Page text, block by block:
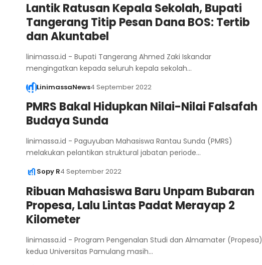
Lantik Ratusan Kepala Sekolah, Bupati
Tangerang Titip Pesan Dana BOS: Tertib
dan Akuntabel
linimassa.id - Bupati Tangerang Ahmed Zaki Iskandar
mengingatkan kepada seluruh kepala sekolah…
LinimassaNews4 September 2022
PMRS Bakal Hidupkan Nilai-Nilai Falsafah
Budaya Sunda
linimassa.id - Paguyuban Mahasiswa Rantau Sunda (PMRS)
melakukan pelantikan struktural jabatan periode…
Sopy R4 September 2022
Ribuan Mahasiswa Baru Unpam Bubaran
Propesa, Lalu Lintas Padat Merayap 2
Kilometer
linimassa.id - Program Pengenalan Studi dan Almamater (Propesa)
kedua Universitas Pamulang masih…